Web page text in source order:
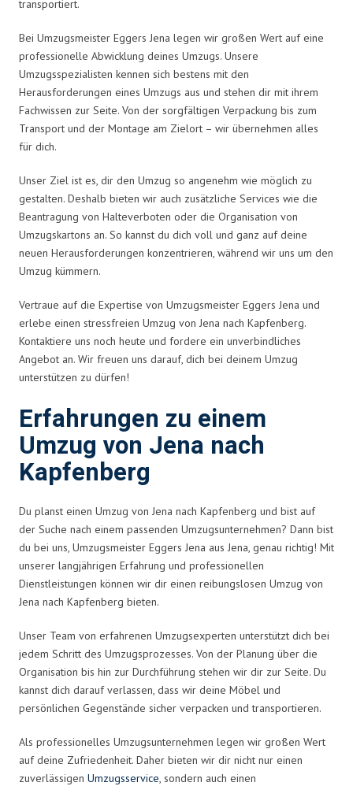
transportiert.
Bei Umzugsmeister Eggers Jena legen wir großen Wert auf eine
professionelle Abwicklung deines Umzugs. Unsere
Umzugsspezialisten kennen sich bestens mit den
Herausforderungen eines Umzugs aus und stehen dir mit ihrem
Fachwissen zur Seite. Von der sorgfältigen Verpackung bis zum
Transport und der Montage am Zielort – wir übernehmen alles
für dich.
Unser Ziel ist es, dir den Umzug so angenehm wie möglich zu
gestalten. Deshalb bieten wir auch zusätzliche Services wie die
Beantragung von Halteverboten oder die Organisation von
Umzugskartons an. So kannst du dich voll und ganz auf deine
neuen Herausforderungen konzentrieren, während wir uns um den
Umzug kümmern.
Vertraue auf die Expertise von Umzugsmeister Eggers Jena und
erlebe einen stressfreien Umzug von Jena nach Kapfenberg.
Kontaktiere uns noch heute und fordere ein unverbindliches
Angebot an. Wir freuen uns darauf, dich bei deinem Umzug
unterstützen zu dürfen!
Erfahrungen zu einem
Umzug von Jena nach
Kapfenberg
Du planst einen Umzug von Jena nach Kapfenberg und bist auf
der Suche nach einem passenden Umzugsunternehmen? Dann bist
du bei uns, Umzugsmeister Eggers Jena aus Jena, genau richtig! Mit
unserer langjährigen Erfahrung und professionellen
Dienstleistungen können wir dir einen reibungslosen Umzug von
Jena nach Kapfenberg bieten.
Unser Team von erfahrenen Umzugsexperten unterstützt dich bei
jedem Schritt des Umzugsprozesses. Von der Planung über die
Organisation bis hin zur Durchführung stehen wir dir zur Seite. Du
kannst dich darauf verlassen, dass wir deine Möbel und
persönlichen Gegenstände sicher verpacken und transportieren.
Als professionelles Umzugsunternehmen legen wir großen Wert
auf deine Zufriedenheit. Daher bieten wir dir nicht nur einen
zuverlässigen Umzugsservice, sondern auch einen